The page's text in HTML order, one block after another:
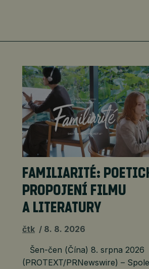
FAMILIARITÉ:
PROPOJENÍ FILMU
A LITERATURY
čtk 8. 8. 2026
Šen-čen (Čína) 8. srpna 2026
(PROTEXT/PRNewswire) –